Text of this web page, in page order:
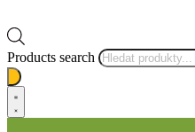
Products search